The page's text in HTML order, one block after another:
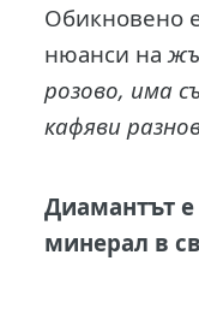
Обикновено
нюанси на
розово, има
кафяви
Диамантът
минерал в